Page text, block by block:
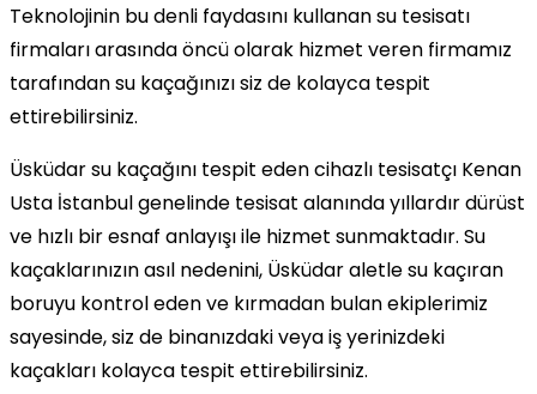
Teknolojinin bu denli faydasını kullanan su tesisatı
firmaları arasında öncü olarak hizmet veren firmamız
tarafından su kaçağınızı siz de kolayca tespit
ettirebilirsiniz.
Üsküdar su kaçağını tespit eden cihazlı tesisatçı Kenan
Usta İstanbul genelinde tesisat alanında yıllardır dürüst
ve hızlı bir esnaf anlayışı ile hizmet sunmaktadır. Su
kaçaklarınızın asıl nedenini, Üsküdar aletle su kaçıran
boruyu kontrol eden ve kırmadan bulan ekiplerimiz
sayesinde, siz de binanızdaki veya iş yerinizdeki
kaçakları kolayca tespit ettirebilirsiniz.